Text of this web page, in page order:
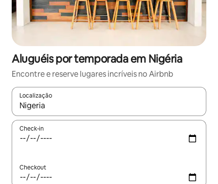
Aluguéis por temporada em Nigéria
Encontre e reserve lugares incríveis no Airbnb
Localização
Quando os resultados estiverem disponíveis, explore-os
Check-in
Checkout